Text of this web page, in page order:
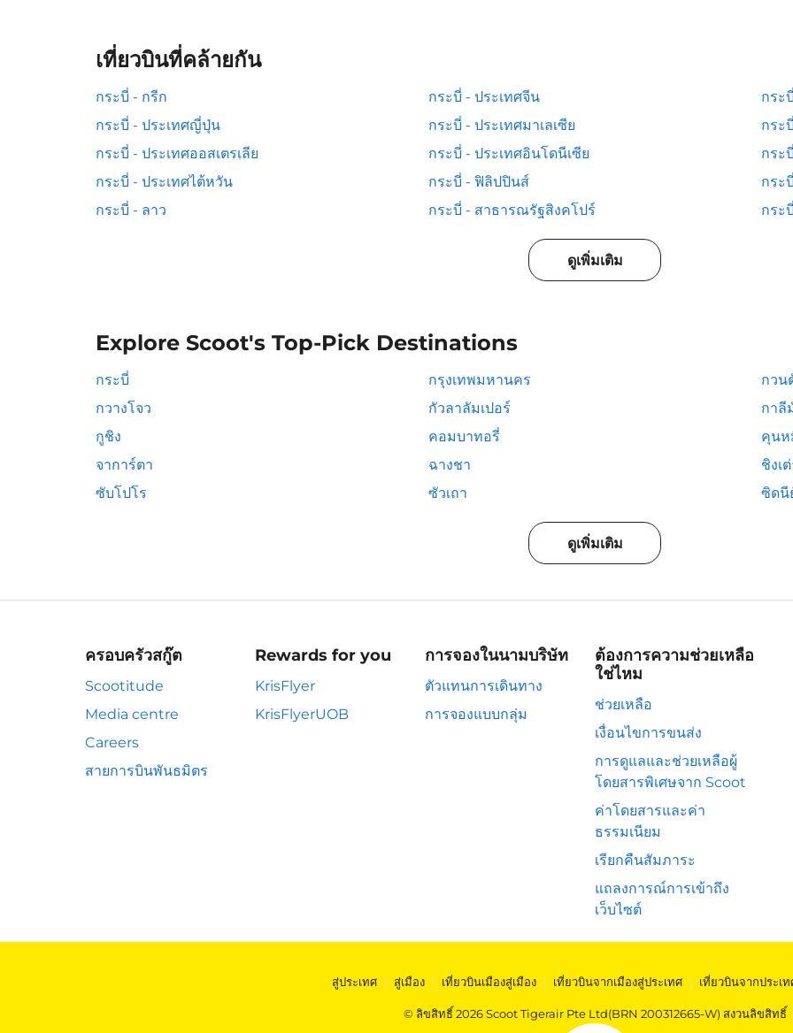
เที่ยวบินที่คล้ายกัน
กระบี่ - กรีก กระบี่ - ประเทศจีน
กระ
กระบี่ - ประเทศญี่ปุ่น
กระบี่ - ประเทศมาเลเซีย
กระ
กระบี่ - ประเทศออสเตรเลีย
กระบี่ - ประเทศอินโดนีเซีย
กระ
กระบี่ - ประเทศไต้หวัน
กระบี่ - ฟิลิปปินส์
กระ
กระบี่ - ลาว
กระบี่ - สาธารณรัฐสิงคโปร์ กระ
ดูเพิ่มเติม
Explore Scoot's Top-Pick Destinations
กระบี่ กรุงเทพมหานคร
กวน
กวางโจว
กัวลาลัมเปอร์
กาลี
กูชิง
คอมบาทอรี่
คุนห
จาการ์ตา
ฉางชา
ชิงเ
ซับโปโร
ซัวเถา ซิดนี
ดูเพิ่มเติม
ครอบครัวสกู๊ต
Scootitude
Media centre
Careers
สายการบินพันธมิตร
Rewards for you
KrisFlyer
KrisFlyerUOB
การจองในนามบริษัท
ตัวแทนการเดินทาง
การจองแบบกลุ่ม
ต้องการความช่วยเหลือ
ใช่ไหม
ช่วยเหลือ
เงื่อนไขการขนส่ง
การดูแลและช่วยเหลือผู้
โดยสารพิเศษจาก Scoot
ค่าโดยสารและค่า
ธรรมเนียม
เรียกคืนสัมภาระ
แถลงการณ์การเข้าถึง
เว็บไซต์
สู่ประเทศ | สู่เมือง | เที่ยวบินเมืองสู่เมือง | เที่ยวบินจากเมืองสู่ประเทศ | เที่ยวบินจากประเท
© ลิขสิทธิ์ 2026 Scoot Tigerair Pte Ltd(BRN 200312665-W) สงวนลิขสิทธิ์